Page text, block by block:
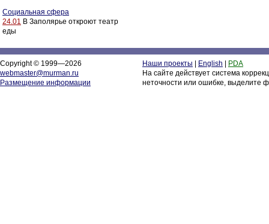
Социальная сфера
24.01 В Заполярье откроют театр
еды
Copyright © 1999—2026
webmaster@murman.ru
Размещение информации
Наши проекты English
PDA
На сайте действует система
неточности или ошибке, выделите